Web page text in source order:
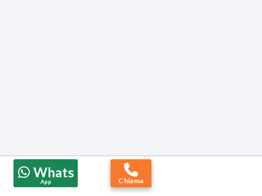
Whats
App Chiama